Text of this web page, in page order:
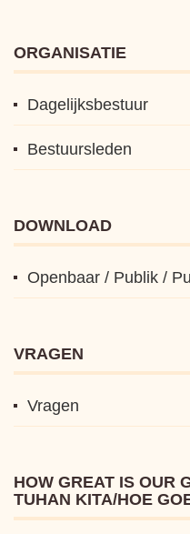
ORGANISATIE
Dagelijksbestuur
Bestuursleden
DOWNLOAD
Openbaar / Publik /
VRAGEN
Vragen
HOW GREAT IS OUR
TUHAN KITA/HOE